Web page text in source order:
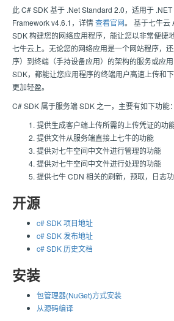
此 C# SDK 基于 .Net Standard 2.0，适用于
Framework v4.6.1，详情查看官网。 基于七牛云
SDK 构建您的网络应用程序，能让您以非常便捷
七牛云 上。无论您的网络应用是一个网站程序，
序）到终端（手持设备应用）的架构的服务或应
SDK，都能让您应用程序的终端用户高速上传和
更加轻盈。
C# SDK 属于服务端 SDK 之一，主要有如下功能：
提供生成客户端上传所需的上传凭证的功
提供文件从服务端直接上七牛的功能
提供对七牛空间中文件进行管理的功能
提供对七牛空间中文件进行处理的功能
提供七牛 CDN 相关的刷新，预取，日志
开源
c# SDK 项目地址
c# SDK 发布地址
c# SDK 历史文档
安装
包管理器(NuGet)方式安装
从源码编译